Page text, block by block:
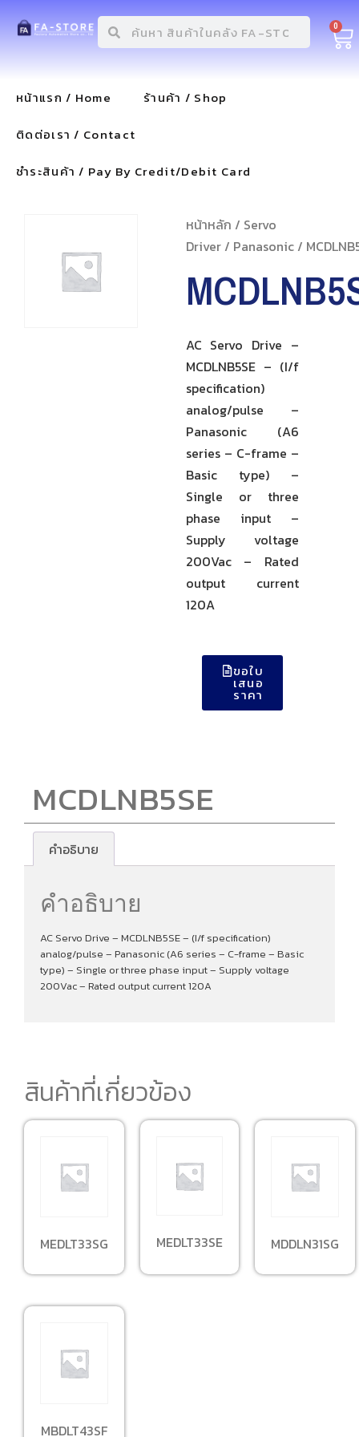
0
หน้าแรก / Home
ร้านค้า / Shop
ติดต่อเรา / Contact
ชำระสินค้า / Pay By Credit/Debit Card
หน้าหลัก / Servo
Driver/ Panasonic/
AC Servo Drive –
MCDLNB5SE – (I/f
specification)
analog/pulse –
Panasonic (A6
series – C-frame –
Basic type) –
Single or three
phase input –
Supply voltage
200Vac – Rated
output current
120A
ขอใบ
เสนอ
ราคา
MCDLNB5SE
คำอธิบาย
คำอธิบาย
AC Servo Drive – MCDLNB5SE – (I/f specification)
analog/pulse – Panasonic (A6 series – C-frame – Basic
type) – Single or three phase input – Supply voltage
200Vac – Rated output current 120A
สินค้าที่เกี่ยวข้อง
MEDLT33SG MEDLT33SE MDDLN31SG
MBDLT43SF